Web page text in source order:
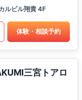
ルビル翔貴 4F
体験・相談予約
三宮トアロ